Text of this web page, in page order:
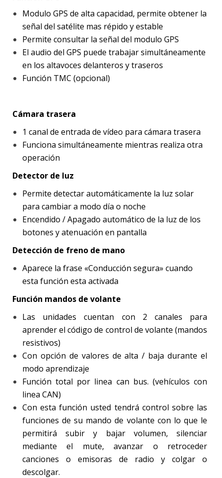
Modulo GPS de alta capacidad, permite obtener la
señal del satélite mas répido y estable
Permite consultar la señal del modulo GPS
El audio del GPS puede trabajar simultáneamente
en los altavoces delanteros y traseros
Función TMC (opcional)
Cámara trasera
1 canal de entrada de vídeo para cámara trasera
Funciona simultáneamente mientras realiza otra
operación
Detector de luz
Permite detectar automáticamente la luz solar
para cambiar a modo día o noche
Encendido / Apagado automático de la luz de los
botones y atenuación en pantalla
Detección de freno de mano
Aparece la frase «Conducción segura» cuando
esta función esta activada
Función mandos de volante
Las unidades cuentan con 2 canales para
aprender el código de control de volante (mandos
resistivos)
Con opción de valores de alta / baja durante el
modo aprendizaje
Función total por linea can bus. (vehículos con
linea CAN)
Con esta función usted tendrá control sobre las
funciones de su mando de volante con lo que le
permitirá subir y bajar volumen, silenciar
mediante el mute, avanzar o retroceder
canciones o emisoras de radio y colgar o
descolgar.